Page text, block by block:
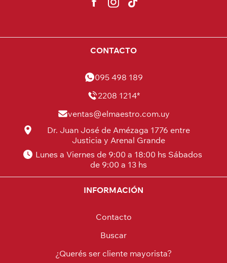
CONTACTO
095 498 189
2208 1214*
ventas@elmaestro.com.uy
Dr. Juan José de Amézaga 1776 entre
Justicia y Arenal Grande
Lunes a Viernes de 9:00 a 18:00 hs Sábados
de 9:00 a 13 hs
INFORMACIÓN
Contacto
Buscar
¿Querés ser cliente mayorista?